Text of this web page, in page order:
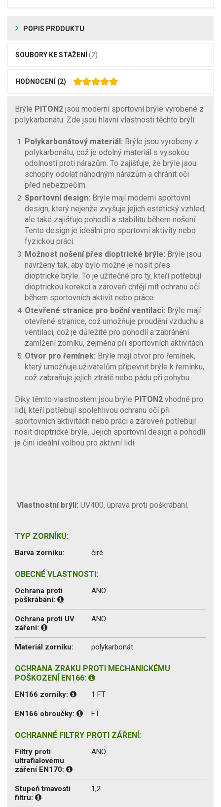
POPIS PRODUKTU
SOUBORY KE STAŽENÍ (2)
HODNOCENÍ (2)
Brýle PITON2 jsou moderní sportovní brýle vyrobené z
polykarbonátu. Zde jsou hlavní vlastnosti těchto brýlí:
Polykarbonátový materiál: Brýle jsou vyrobeny z
polykarbonátu, což je odolný materiál s vysokou
odolností proti nárazům. To zajišťuje, že brýle jsou
schopny odolat náhodným nárazům a chránit oči
před nebezpečím.
Sportovní design: Brýle mají moderní sportovní
design, který nejenže zvyšuje jejich estetický vzhled,
ale také zajišťuje pohodlí a stabilitu během nošení.
Tento design je ideální pro sportovní aktivity nebo
fyzickou práci.
Možnost nošení přes dioptrické brýle: Brýle jsou
navrženy tak, aby bylo možné je nosit přes
dioptrické brýle. To je užitečné pro ty, kteří potřebují
dioptrickou korekci a zároveň chtějí mít ochranu očí
během sportovních aktivit nebo práce.
Otevřené stranice pro boční ventilaci: Brýle mají
otevřené stranice, což umožňuje proudění vzduchu a
ventilaci, což je důležité pro pohodlí a zabránění
zamlžení zorníku, zejména při sportovních aktivitách.
Otvor pro řemínek: Brýle mají otvor pro řemínek,
který umožňuje uživatelům připevnit brýle k řemínku,
což zabraňuje jejich ztrátě nebo pádu při pohybu.
Díky těmto vlastnostem jsou brýle PITON2 vhodné pro
lidi, kteří potřebují spolehlivou ochranu očí při
sportovních aktivitách nebo práci a zároveň potřebují
nosit dioptrické brýle. Jejich sportovní design a pohodlí
je činí ideální volbou pro aktivní lidi.
Vlastnostní brýli: UV400, úprava proti poškrábaní.
TYP ZORNÍKU:
Barva zorníku: čiré
OBECNÉ VLASTNOSTI:
Ochrana proti
poškrábání:
ANO
Ochrana proti UV
záření:
ANO
Materiál zorníku: polykarbonát
OCHRANA ZRAKU PROTI MECHANICKÉMU
POŠKOZENÍ EN166:
EN166 zorníky: 1 FT
EN166 obroučky: FT
OCHRANNÉ FILTRY PROTI ZÁŘENÍ:
Filtry proti
ultrafialovému
záření EN170:
ANO
Stupeň tmavosti
filtru:
1,2